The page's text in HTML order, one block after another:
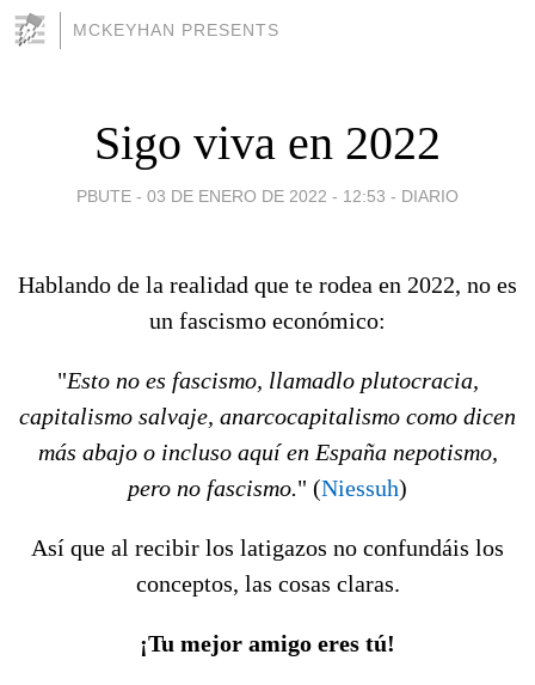
MCKEYHAN PRESENTS
Sigo viva en 2022
PBUTE - 03 DE ENERO DE 2022 - 12:53 - DIARIO
Hablando de la realidad que te rodea en 2022, no es
un fascismo económico:
"Esto no es fascismo, llamadlo plutocracia,
capitalismo salvaje, anarcocapitalismo como dicen
más abajo o incluso aquí en España nepotismo,
pero no fascismo." (Niessuh)
Así que al recibir los latigazos no confundáis los
conceptos, las cosas claras.
¡Tu mejor amigo eres tú!